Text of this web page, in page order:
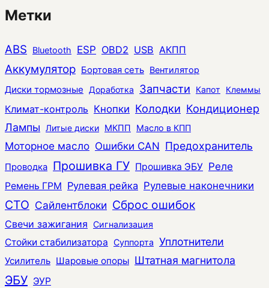
Метки
ABS Bluetooth ESP OBD2 USB АКПП
Аккумулятор Бортовая сеть Вентилятор
Диски тормозные Доработка Запчасти Капот Клеммы
Климат-контроль Кнопки Колодки Кондиционер
Лампы Литые диски МКПП Масло в КПП
Моторное масло Ошибки CAN Предохранитель
Проводка Прошивка ГУ Прошивка ЭБУ Реле
Ремень ГРМ Рулевая рейка Рулевые наконечники
СТО Сайлентблоки Сброс ошибок
Свечи зажигания Сигнализация
Стойки стабилизатора Суппорта Уплотнители
Усилитель Шаровые опоры Штатная магнитола
ЭБУ ЭУР